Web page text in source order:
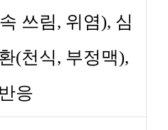
쓰림, 위염), 심
(천식, 부정맥),
응